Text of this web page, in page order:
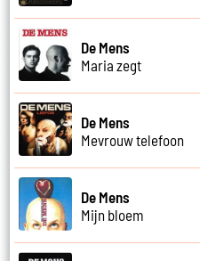
De Mens
Maria zegt
De Mens
Mevrouw telefoon
De Mens
Mijn bloem